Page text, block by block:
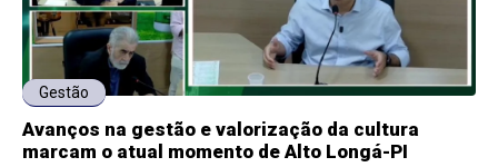
Gestão
Avanços na gestão e valorização da cultura
marcam o atual momento de Alto Longá-PI